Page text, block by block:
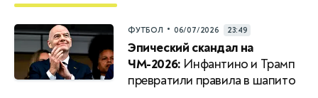
ФУТБОЛ • 06/07/2026 23:49
Эпический скандал на
ЧМ-2026: Инфантино и Трамп
превратили правила в шапито